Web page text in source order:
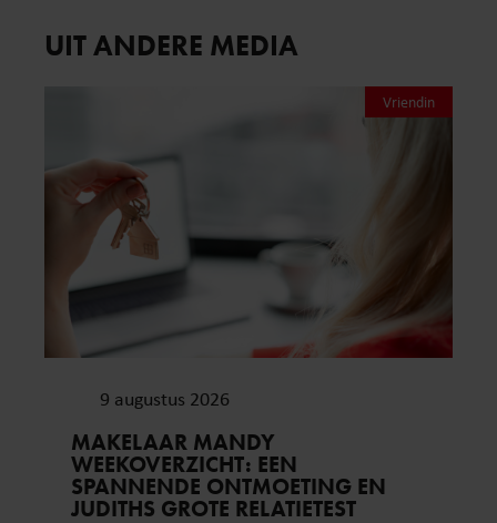
UIT ANDERE MEDIA
Vriendin
9 augustus 2026
MAKELAAR MANDY
WEEKOVERZICHT: EEN
SPANNENDE ONTMOETING EN
JUDITHS GROTE RELATIETEST